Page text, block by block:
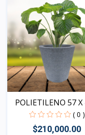
POLIETILENO 57 X 45
( 0 )
$210,000.00